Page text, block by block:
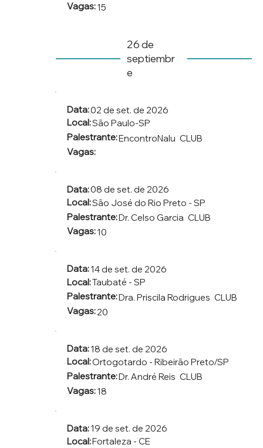
Vagas:15
26 de
septiembr
e
Data:02 de set. de 2026
Local:São Paulo-SP
Palestrante:EncontroNalu CLUB
Vagas:
Data:08 de set. de 2026
Local:São José do Rio Preto - SP
Palestrante:Dr. Celso Garcia CLUB
Vagas:10
Data:14 de set. de 2026
Local:Taubaté - SP
Palestrante:Dra. Priscila Rodrigues CLUB
Vagas:20
Data:18 de set. de 2026
Local:Ortogotardo - Ribeirão Preto/SP
Palestrante:Dr. André Reis CLUB
Vagas:18
Data:19 de set. de 2026
Local:Fortaleza - CE